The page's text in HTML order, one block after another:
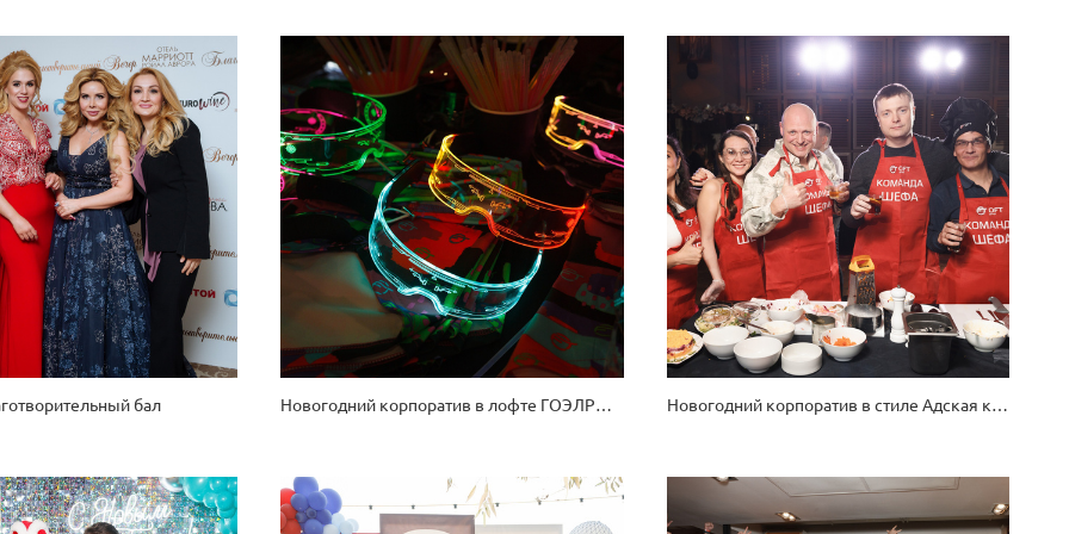
бал Новогодний корпоратив в лофте ГОЭЛРО. Неоновая вечеринка Новогодний корпоратив в стиле Адская кухня — Адский Граф